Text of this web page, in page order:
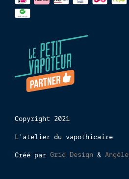
paiements
Copyright 2021
L'atelier du vapothicaire
Créé par Grid Design & Angèle